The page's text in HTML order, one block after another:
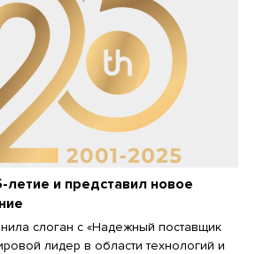
летие и представил новое
слоган с «Надежный поставщик
лидер в области технологий и